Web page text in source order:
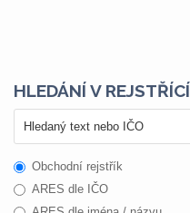
HLEDÁNÍ V
Obchodní rejstřík
ARES dle IČO